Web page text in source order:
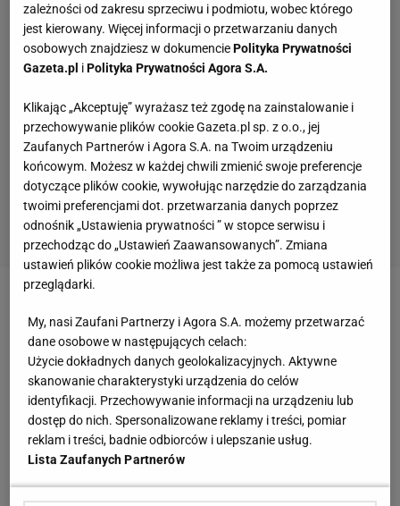
Mattias Anderson obronił do przerwy 11 z 21
naszych rzutów, miał 48 proc. skuteczności.
Psuliśmy hurtowo, nawet najprostsze sytuacje,
dlatego przegrywaliśmy 12:13. Wystarczyło, że
podkręciliśmy tempo na początku drugiej połowy i
już prowadziliśmy 15:13, ale będąc w takim
zależności od zakresu sprzeciwu i podmiotu, wobec którego
jest kierowany. Więcej informacji o przetwarzaniu danych
osobowych znajdziesz w dokumenciePolityka Prywatności
Gazeta.pl iPolityka Prywatności Agora S.A.
Klikając „Akceptuję” wyrażasz też zgodę na zainstalowanie i
przechowywanie plików cookie Gazeta.pl sp. z o.o., jej
Zaufanych Partnerów i Agora S.A. na Twoim urządzeniu
końcowym. Możesz w każdej chwili zmienić swoje preferencje
dotyczące plików cookie, wywołując narzędzie do zarządzania
twoimi preferencjami dot. przetwarzania danych poprzez
odnośnik „Ustawienia prywatności ” w stopce serwisu i
przechodząc do „Ustawień Zaawansowanych”. Zmiana
ustawień plików cookie możliwa jest także za pomocą ustawień
przeglądarki.
My, nasi Zaufani Partnerzy i Agora S.A. możemy przetwarzać
dane osobowe w następujących celach:
Użycie dokładnych danych geolokalizacyjnych. Aktywne
skanowanie charakterystyki urządzenia do celów
identyfikacji. Przechowywanie informacji na urządzeniu lub
dostęp do nich. Spersonalizowane reklamy i treści, pomiar
reklam i treści, badnie odbiorców i ulepszanie usług.
Lista Zaufanych Partnerów